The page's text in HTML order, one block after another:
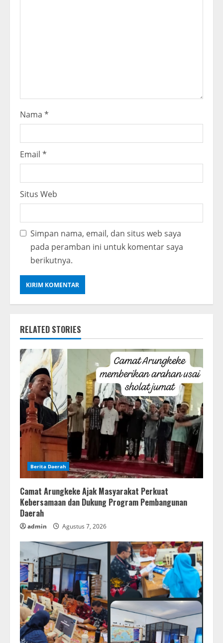
Nama *
Email *
Situs Web
Simpan nama, email, dan situs web saya
pada peramban ini untuk komentar saya
berikutnya.
RELATED STORIES
Berita Daerah
Camat Arungkeke Ajak Masyarakat Perkuat
Kebersamaan dan Dukung Program Pembangunan
Daerah
admin Agustus 7, 2026